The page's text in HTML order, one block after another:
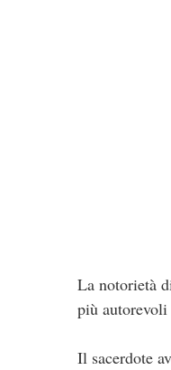
La notorietà
più
Il sacerdote